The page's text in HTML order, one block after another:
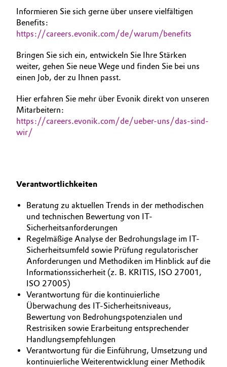
Circular Economy
Coatings, Paints & Printing
Composites
Consumer Goods & Lifestyle
Electronics & Telecommunications
Green Hydrogen
Home Care & Cleaning
Industrial Manufacturing & Machinery
Lubricants & Lubricant Additives
Medical Devices
Metals & Mining
Oil & Gas, Petrochemicals
Business Lines
Weltweite Standorte
ESHQ
Einkauf
Governance & Compliance
Allgemeine Verkaufs- und Lieferbedingungen
(AVB)
Business Lines
Karriere
Investor Relations
Medien
Informieren Sie sich gerne über unsere vielfältigen
Benefits:
https://careers.evonik.com/de/warum/benefits
Bringen Sie sich ein, entwickeln Sie Ihre Stärken
weiter, gehen Sie neue Wege und finden Sie bei uns
einen Job, der zu Ihnen passt.
Hier erfahren Sie mehr über Evonik direkt von unseren
Mitarbeitern:
https://careers.evonik.com/de/ueber-uns/das-sind-
wir/
Verantwortlichkeiten
Beratung zu aktuellen Trends in der methodischen
und technischen Bewertung von IT-
Sicherheitsanforderungen
Regelmäßige Analyse der Bedrohungslage im IT-
Sicherheitsumfeld sowie Prüfung regulatorischer
Anforderungen und Methodiken im Hinblick auf die
Informationssicherheit (z. B. KRITIS, ISO 27001,
ISO 27005)
Verantwortung für die kontinuierliche
Überwachung des IT-Sicherheitsniveaus,
Bewertung von Bedrohungspotenzialen und
Restrisiken sowie Erarbeitung entsprechender
Handlungsempfehlungen
Verantwortung für die Einführung, Umsetzung und
kontinuierliche Weiterentwicklung einer Methodik